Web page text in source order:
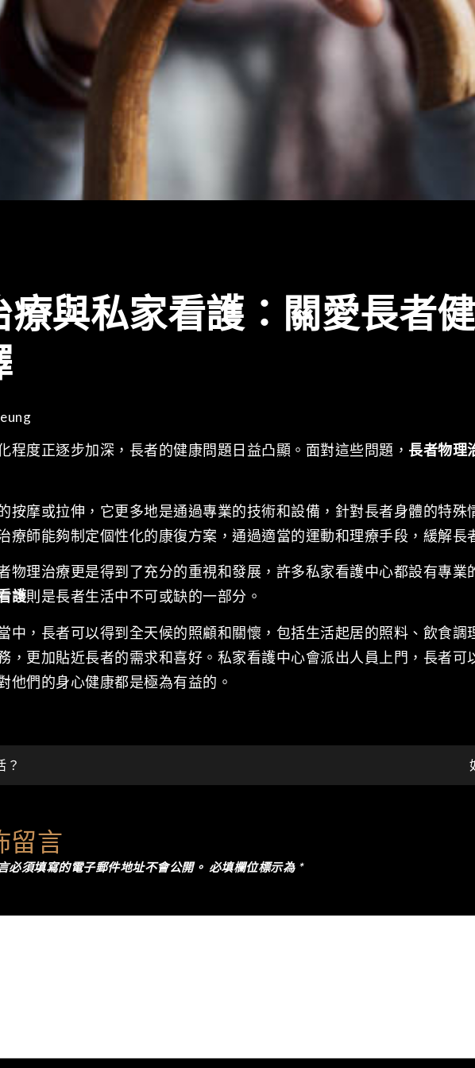
療與私家看護：關愛長者
程度正逐步加深，長者的健康問題日益凸顯。面對這些問題， 長者物理
按摩或拉伸，它更多地是通過專業的技術和設備，針對長者身體的特
療師能夠制定個性化的康復方案，通過適當的運動和理療手段，緩解
物理治療更是得到了充分的重視和發展，許多私家看護中心都設有專
護則是長者生活中不可或缺的一部分。
中，長者可以得到全天候的照顧和關懷，包括生活起居的照料、飲食
，更加貼近長者的需求和喜好。私家看護中心會派出人員上門，長者
他們的身心健康都是極為有益的。
？
留言
必須填寫的電子郵件地址不會公開。 必填欄位標示為 *